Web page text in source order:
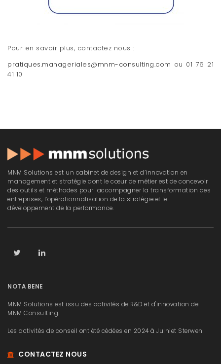
Pour en savoir plus, contactez nous :
pratiques.manageriales@mnm-consulting.com ou 01 76 21
41 10
MNM Solutions est un cabinet de design et d’innovation en
management et stratégie dont le cœur de métier est de concevoir
des outils et méthodes pour accompagner la transformation des
entreprises, l’opérationnalisation de la stratégie et le
développement de la performance.
NOTA BENE
MNM Solutions est issu des activités de R&D et d'innovation de
MNM Consulting.
Les activités de conseil ont été cédées en 2024 à Julhiet Sterwen
CONTACTEZ NOUS